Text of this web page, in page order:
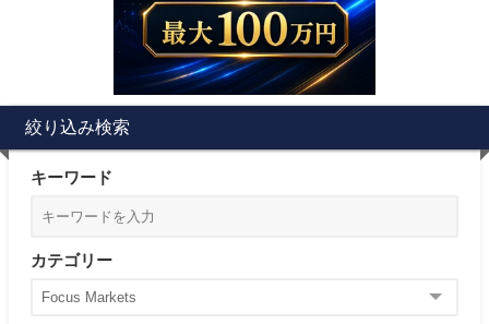
絞り込み検索
キーワード
カテゴリー